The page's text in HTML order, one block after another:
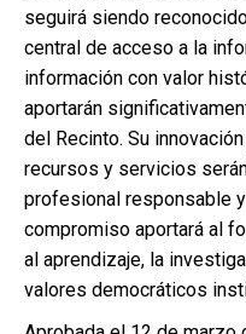
seguirá siendo
central de acceso a la
información con valor
aportarán
del Recinto. Su
recursos y servicios
profesional responsable
compromiso aportará al
al aprendizaje, la
valores democráticos